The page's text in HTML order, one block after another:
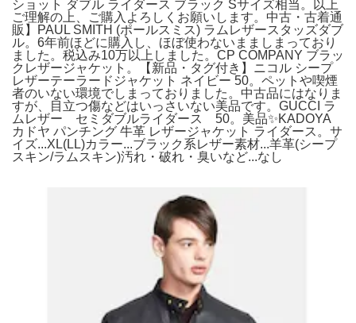
ショット ダブル ライダース ブラック Sサイズ相当。以上
ご理解の上、ご購入よろしくお願いします。中古・古着通
販】PAUL SMITH (ポールスミス) ラムレザースタッズダブ
ル。6年前ほどに購入し、ほぼ使わないまましまっており
ました。税込み10万以上しました。CP COMPANY ブラッ
クレザージャケット。【新品・タグ付き】ニコル シープ
レザーテーラードジャケット ネイビー 50。ペットや喫煙
者のいない環境でしまっておりました。中古品にはなりま
すが、目立つ傷などはいっさいない美品です。GUCCI ラ
ムレザー セミダブルライダース 50。美品✨KADOYA
カドヤ パンチング 牛革 レザージャケット ライダース。サ
イズ...XL(LL)カラー...ブラック系レザー素材...羊革(シープ
スキン/ラムスキン)汚れ・破れ・臭いなど...なし